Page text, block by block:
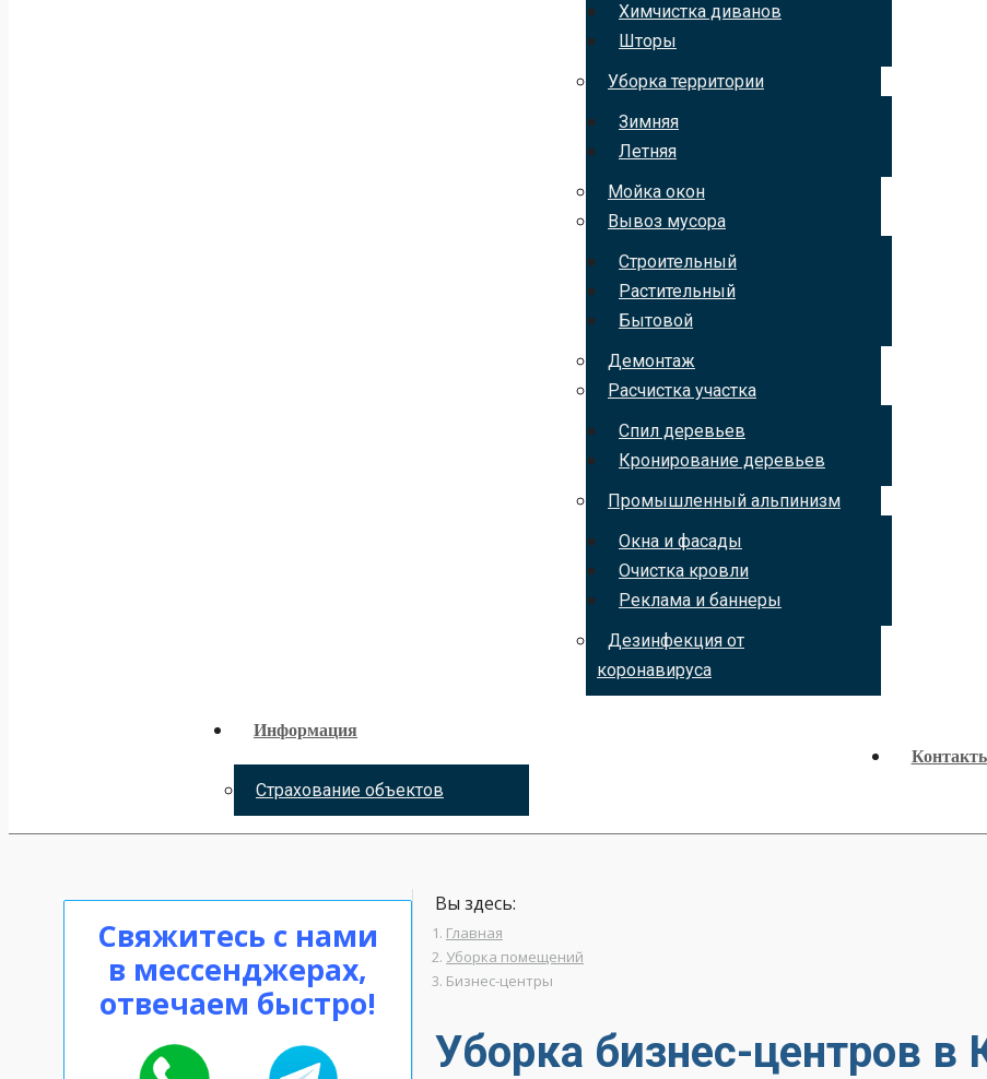
Химчистка диванов
Шторы
Уборка территории
Зимняя
Летняя
Мойка окон
Вывоз мусора
Строительный
Растительный
Бытовой
Демонтаж
Расчистка участка
Спил деревьев
Кронирование деревьев
Промышленный альпинизм
Окна и фасады
Очистка кровли
Реклама и баннеры
Дезинфекция от
коронавируса
Информация
Страхование объектов
Вы здесь:
Главная
Уборка помещений
Бизнес-центры
Уборка бизнес-центров в
Свяжитесь с нами
в мессенджерах,
отвечаем быстро!